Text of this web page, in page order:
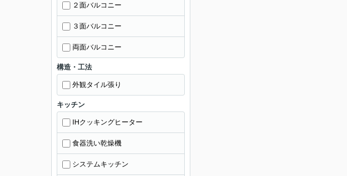
２面バルコニー
３面バルコニー
両面バルコニー
構造・工法
外観タイル張り
キッチン
IHクッキングヒーター
食器洗い乾燥機
システムキッチン